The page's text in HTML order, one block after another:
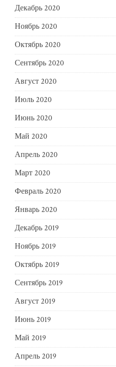
Декабрь 2020
Ноябрь 2020
Октябрь 2020
Сентябрь 2020
Август 2020
Июль 2020
Июнь 2020
Май 2020
Апрель 2020
Март 2020
Февраль 2020
Январь 2020
Декабрь 2019
Ноябрь 2019
Октябрь 2019
Сентябрь 2019
Август 2019
Июнь 2019
Май 2019
Апрель 2019